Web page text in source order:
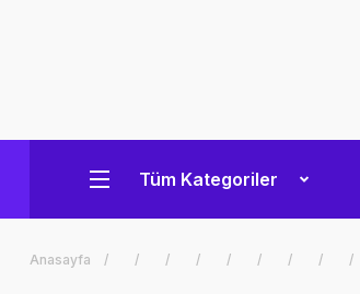
Tüm Kategoriler
Anasayfa